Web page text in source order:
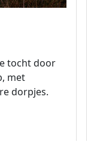
tocht door
met
dorpjes.